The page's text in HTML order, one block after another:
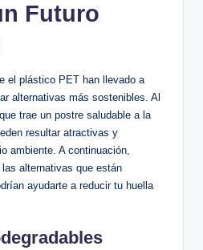
Futuro
el plástico ⁤PET ‍han llevado a
alternativas más⁤ sostenibles. Al
trae⁣ un postre saludable a la
resultar atractivas y
ambiente. A continuación,
alternativas que están
ayudarte a​ reducir tu huella